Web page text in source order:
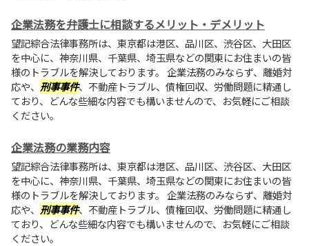
企業法務を弁護士に相談するメリット・デメリット
望記綜合法律事務所は、東京都は港区、品川区、渋谷区、大田区
を中心に、神奈川県、千葉県、埼玉県などの関東にお住まいの皆
様のトラブルを解決しております。 企業法務のみならず、離婚対
応や、 刑事事件、不動産トラブル、債権回収、労働問題に精通し
ており、どんな些細な内容でも構いませんので、お気軽にご相談
ください。
企業法務の業務内容
望記綜合法律事務所は、東京都は港区、品川区、渋谷区、大田区
を中心に、神奈川県、千葉県、埼玉県などの関東にお住まいの皆
様のトラブルを解決しております。 企業法務のみならず、離婚対
応や、 刑事事件、不動産トラブル、債権回収、労働問題に精通し
ており、どんな些細な内容でも構いませんので、お気軽にご相談
ください。